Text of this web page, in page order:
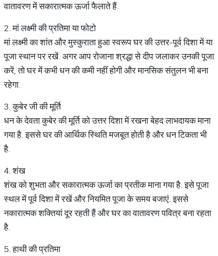
वातावरण में सकारात्मक ऊर्जा फैलाते हैं.
2. मां लक्ष्मी की प्रतिमा या फोटो
मां लक्ष्मी का शांत और मुस्कुराता हुआ स्वरूप घर की उत्तर-पूर्व दिशा में या
पूजा स्थान पर रखें. अगर आप रोजाना श्रद्धा से दीप जलाकर उनकी पूजा
करें, तो घर में कभी धन की कमी नहीं होगी और मानसिक संतुलन भी बना
रहेगा.
3. कुबेर जी की मूर्ति
धन के देवता कुबेर की मूर्ति को उत्तर दिशा में रखना बेहद लाभदायक माना
गया है. इससे घर की आर्थिक स्थिति मजबूत होती है और धन टिकता भी
है.
4. शंख
शंख को शुभता और सकारात्मक ऊर्जा का प्रतीक माना गया है. इसे पूजा
स्थल में पूर्व दिशा में रखें और नियमित पूजा के समय बजाएं. इससे
नकारात्मक शक्तियां दूर रहती हैं और घर का वातावरण पवित्र बना रहता
है.
5. हाथी की प्रतिमा